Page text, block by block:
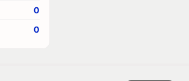
0
0